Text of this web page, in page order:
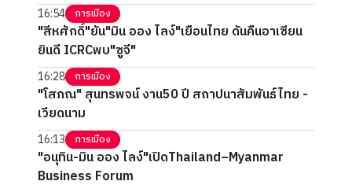
16:54 การเมือง
"สีหศักดิ์"ยัน"มิน ออง ไลง์"เยือนไทย ดันคืนอาเซียน
ยินดี ICRCพบ"ซูจี"
16:28 การเมือง
"โสภณ" สุนทรพจน์ งาน50 ปี สถาปนาสัมพันธ์ไทย -
เวียดนาม
16:13 การเมือง
"อนุทิน-มิน ออง ไลง์"เปิดThailand–Myanmar
Business Forum